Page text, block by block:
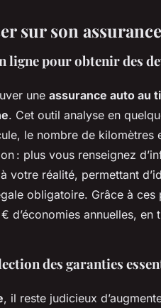
sur son
ligne pour obtenir des
une assurance auto au
. Cet outil analyse en
le nombre de kilomètres
: plus vous renseignez
votre réalité, permettant
obligatoire. Grâce à ces
d’économies annuelles, en
des garanties
, il reste judicieux